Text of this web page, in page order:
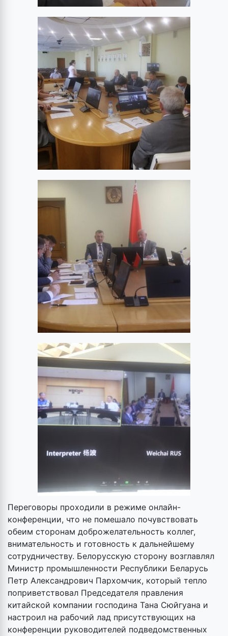
Переговоры проходили в режиме онлайн-
конференции, что не помешало почувствовать
обеим сторонам доброжелательность коллег,
внимательность и готовность к дальнейшему
сотрудничеству. Белорусскую сторону возглавлял
Министр промышленности Республики Беларусь
Петр Александрович Пархомчик, который тепло
поприветствовал Председателя правления
китайской компании господина Тана Сюйгуана и
настроил на рабочий лад присутствующих на
конференции руководителей подведомственных